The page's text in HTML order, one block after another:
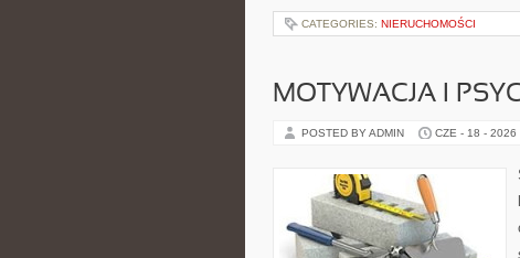
CATEGORIES: NIERUCHOMOŚCI
MOTYWACJA I
POSTED BY ADMIN CZE - 18 - 2026